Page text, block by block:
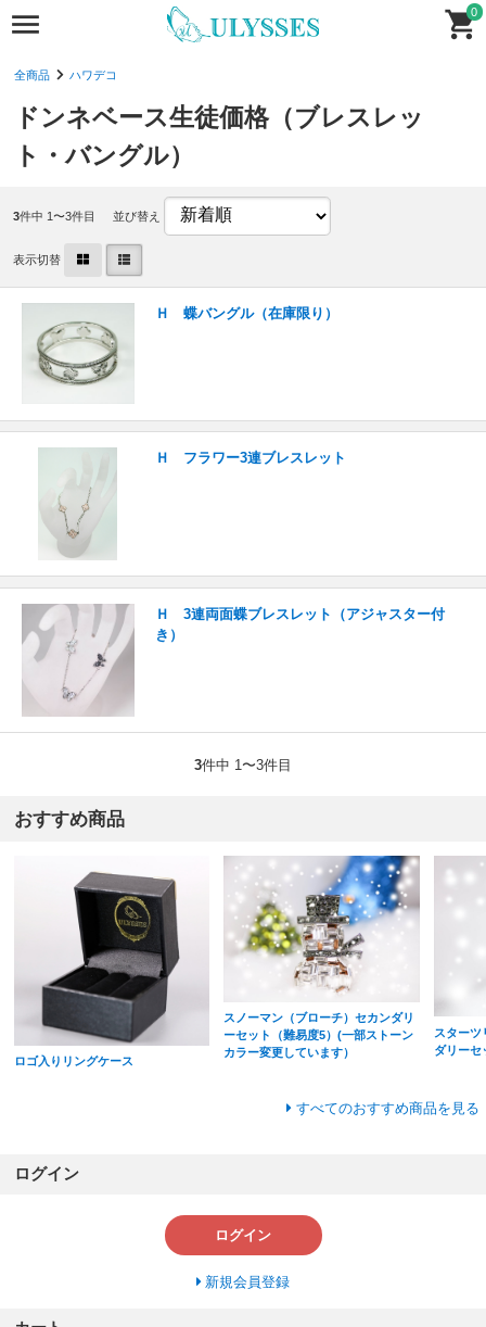
0
全商品 ハワデコ
ドンネベース生徒価格（ブレスレッ
ト・バングル）
3件中 1〜3件目 並び替え
表示切替
Ｈ 蝶バングル（在庫限り）
Ｈ フラワー3連ブレスレット
Ｈ 3連両面蝶ブレスレット（アジャスター付
き）
3件中 1〜3件目
おすすめ商品
ロゴ入りリングケース
スノーマン（ブローチ）セカンダリ
ーセット（難易度5）(一部ストーン
カラー変更しています）
スターツ
ダリーセ
すべてのおすすめ商品を見る
ログイン
ログイン
新規会員登録